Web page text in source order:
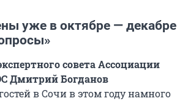
уже в октябре — декабре
совета Ассоциации
Дмитрий Богданов
в Сочи в этом году намного